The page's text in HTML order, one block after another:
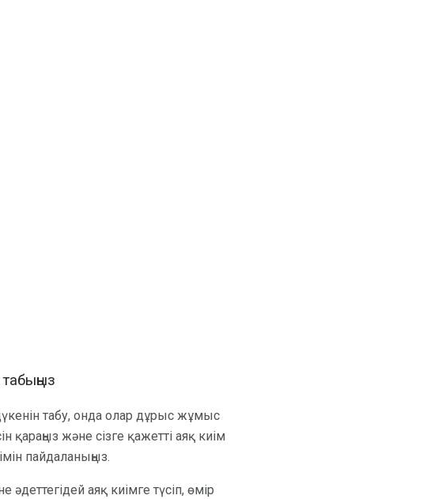
табу, онда олар дұрыс жұмыс
қараңыз және сізге қажетті аяқ киім
пайдаланыңыз.
аяқ киімге түсіп, өмір